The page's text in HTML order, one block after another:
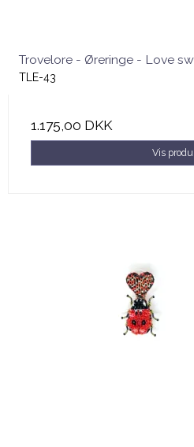
Trovelore - Øreringe - Love
TLE-43
1.175,00 DKK
Vis